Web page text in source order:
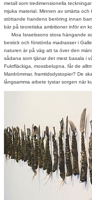
metall som tredimensionella
mjuka material. Minnen av smärta
stöttande handens beröring innan
bär på teoretiska ambitioner inför en
Moa Israelssons stora hängande
bestick och förstörda madrasser i
naturen är på väg att ta över den
sådana som tjänar det mest basala i
Fuktfläckiga, mossbelupna, får de
Mardrömmar, framtidsdystopier? De
långsamma arbete tystar sorgen när